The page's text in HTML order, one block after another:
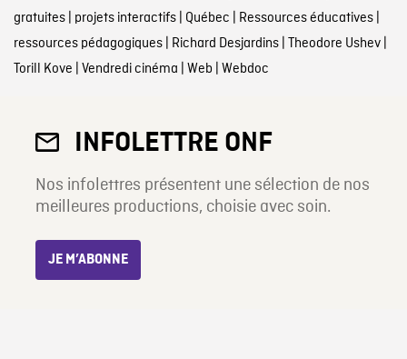
gratuites| projets interactifs| Québec | Ressources éducatives|
ressources pédagogiques| Richard Desjardins| Theodore Ushev|
Torill Kove | Vendredi cinéma | Web | Webdoc
INFOLETTRE ONF
Nos infolettres présentent une sélection de nos
meilleures productions, choisie avec soin.
JE M’ABONNE